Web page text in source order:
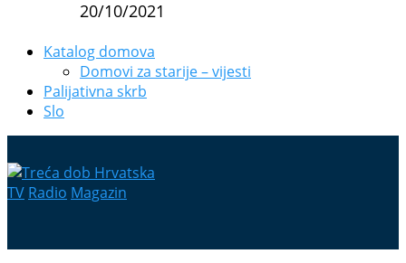
20/10/2021
Katalog domova
Domovi za starije – vijesti
Palijativna skrb
Slo
TV Radio Magazin